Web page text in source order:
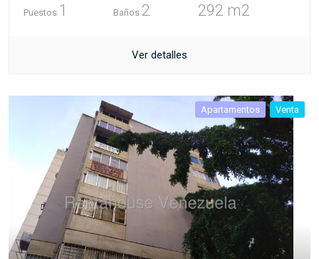
Puestos 1 Baños 2 292 m2
Ver detalles
Apartamentos Venta